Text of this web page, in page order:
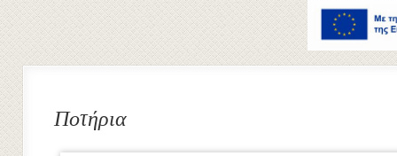
Ποτήρια